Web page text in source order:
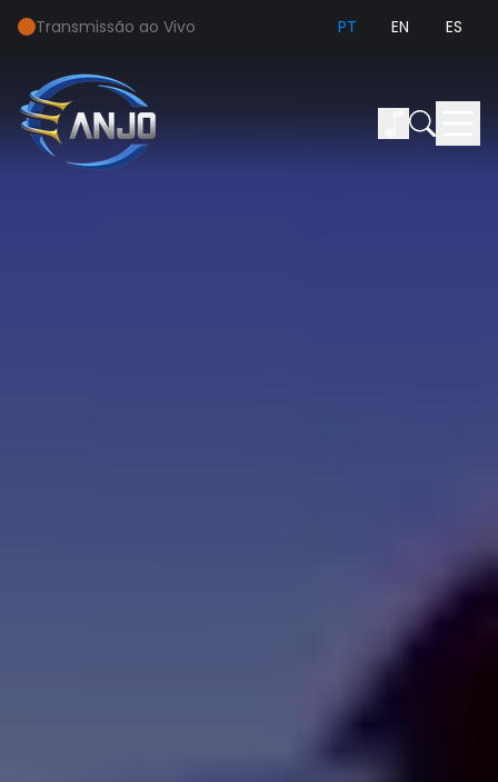
Transmissão ao Vivo PT EN ES